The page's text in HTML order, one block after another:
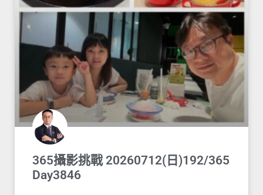
365攝影挑戰 20260712(日)192/365
Day3846